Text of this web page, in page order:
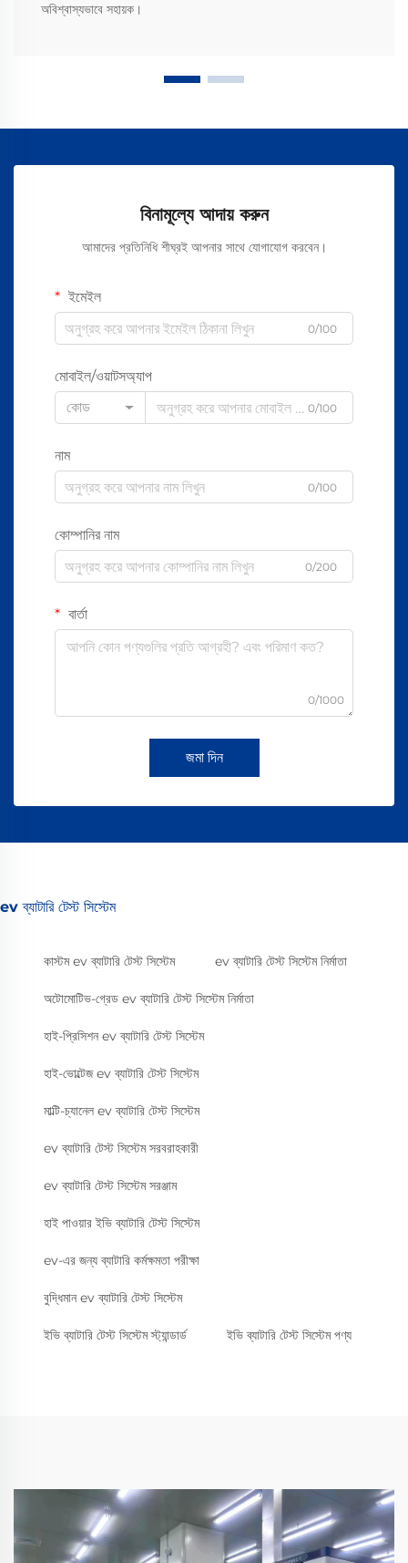
অবিশ্বাস্যভাবে সহায়ক।
বিনামূল্যে আদায় করুন
আমাদের প্রতিনিধি শীঘ্রই আপনার সাথে যোগাযোগ করবেন।
ইমেইল
0/100
মোবাইল/ওয়াটসঅ্যাপ
কোড
0/100
নাম
0/100
কোম্পানির নাম
0/200
বার্তা
0/1000
জমা দিন
ev ব্যাটারি টেস্ট সিস্টেম
কাস্টম ev ব্যাটারি টেস্ট সিস্টেম ev ব্যাটারি টেস্ট সিস্টেম নির্মাতা
অটোমোটিভ-গ্রেড ev ব্যাটারি টেস্ট সিস্টেম নির্মাতা
হাই-প্রিসিশন ev ব্যাটারি টেস্ট সিস্টেম
হাই-ভোল্টেজ ev ব্যাটারি টেস্ট সিস্টেম
মাল্টি-চ্যানেল ev ব্যাটারি টেস্ট সিস্টেম
ev ব্যাটারি টেস্ট সিস্টেম সরবরাহকারী
ev ব্যাটারি টেস্ট সিস্টেম সরঞ্জাম
হাই পাওয়ার ইভি ব্যাটারি টেস্ট সিস্টেম
ev-এর জন্য ব্যাটারি কর্মক্ষমতা পরীক্ষা
বুদ্ধিমান ev ব্যাটারি টেস্ট সিস্টেম
ইভি ব্যাটারি টেস্ট সিস্টেম স্ট্যান্ডার্ড ইভি ব্যাটারি টেস্ট সিস্টেম পণ্য